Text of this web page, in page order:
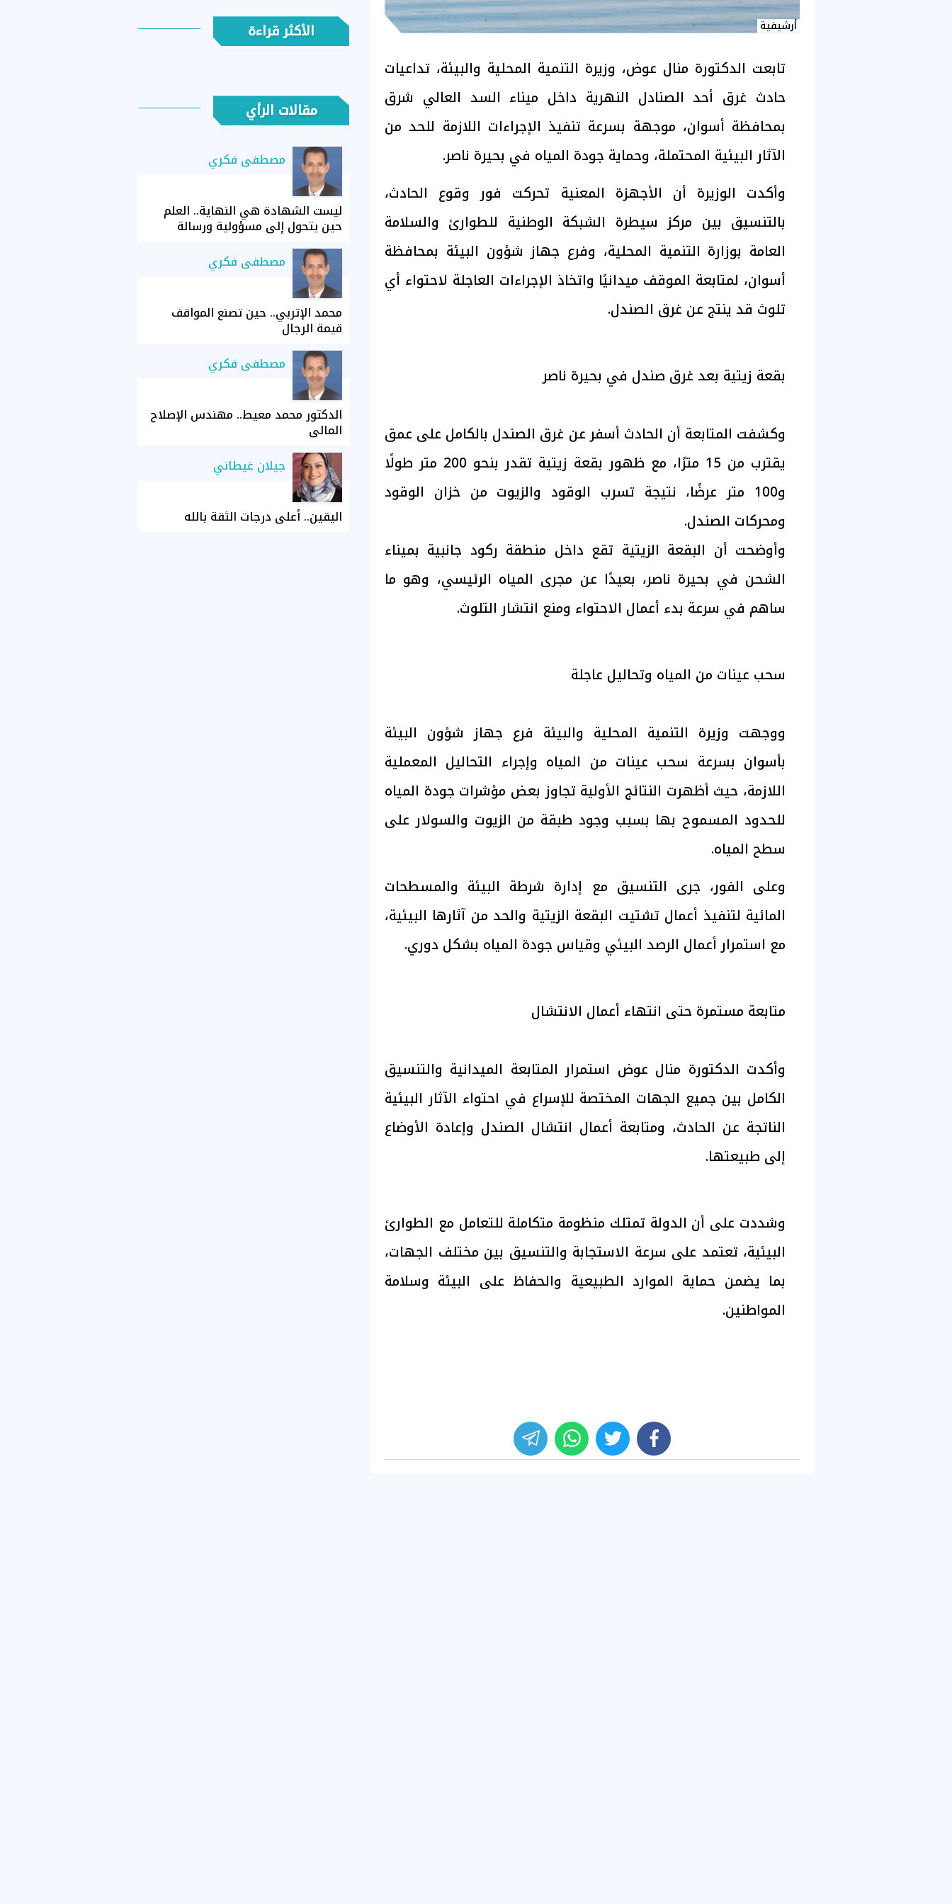
أرشيفية
تابعت الدكتورة منال عوض، وزيرة التنمية المحلية والبيئة، تداعيات
حادث غرق أحد الصنادل النهرية داخل ميناء السد العالي شرق
بمحافظة أسوان، موجهة بسرعة تنفيذ الإجراءات اللازمة للحد من
الآثار البيئية المحتملة، وحماية جودة المياه في بحيرة ناصر.
وأكدت الوزيرة أن الأجهزة المعنية تحركت فور وقوع الحادث،
بالتنسيق بين مركز سيطرة الشبكة الوطنية للطوارئ والسلامة
العامة بوزارة التنمية المحلية، وفرع جهاز شؤون البيئة بمحافظة
أسوان، لمتابعة الموقف ميدانيًا واتخاذ الإجراءات العاجلة لاحتواء أي
تلوث قد ينتج عن غرق الصندل.
بقعة زيتية بعد غرق صندل في بحيرة ناصر
وكشفت المتابعة أن الحادث أسفر عن غرق الصندل بالكامل على عمق
يقترب من 15 مترًا، مع ظهور بقعة زيتية تقدر بنحو 200 متر طولًا
و100 متر عرضًا، نتيجة تسرب الوقود والزيوت من خزان الوقود
ومحركات الصندل.
وأوضحت أن البقعة الزيتية تقع داخل منطقة ركود جانبية بميناء
الشحن في بحيرة ناصر، بعيدًا عن مجرى المياه الرئيسي، وهو ما
ساهم في سرعة بدء أعمال الاحتواء ومنع انتشار التلوث.
سحب عينات من المياه وتحاليل عاجلة
ووجهت وزيرة التنمية المحلية والبيئة فرع جهاز شؤون البيئة
بأسوان بسرعة سحب عينات من المياه وإجراء التحاليل المعملية
اللازمة، حيث أظهرت النتائج الأولية تجاوز بعض مؤشرات جودة المياه
للحدود المسموح بها بسبب وجود طبقة من الزيوت والسولار على
سطح المياه.
وعلى الفور، جرى التنسيق مع إدارة شرطة البيئة والمسطحات
المائية لتنفيذ أعمال تشتيت البقعة الزيتية والحد من آثارها البيئية،
مع استمرار أعمال الرصد البيئي وقياس جودة المياه بشكل دوري.
متابعة مستمرة حتى انتهاء أعمال الانتشال
وأكدت الدكتورة منال عوض استمرار المتابعة الميدانية والتنسيق
الكامل بين جميع الجهات المختصة للإسراع في احتواء الآثار البيئية
الناتجة عن الحادث، ومتابعة أعمال انتشال الصندل وإعادة الأوضاع
إلى طبيعتها.
وشددت على أن الدولة تمتلك منظومة متكاملة للتعامل مع الطوارئ
البيئية، تعتمد على سرعة الاستجابة والتنسيق بين مختلف الجهات،
بما يضمن حماية الموارد الطبيعية والحفاظ على البيئة وسلامة
المواطنين.
الأكثر قراءة
مقالات الرأي
مصطفى فكري
ليست الشهادة هي النهاية.. العلم
حين يتحول إلى مسؤولية ورسالة
مصطفى فكري
محمد الإتربي.. حين تصنع المواقف
قيمة الرجال
مصطفى فكري
الدكتور محمد معيط.. مهندس الإصلاح
المالي
جيلان غيطاني
اليقين.. أعلى درجات الثقة بالله